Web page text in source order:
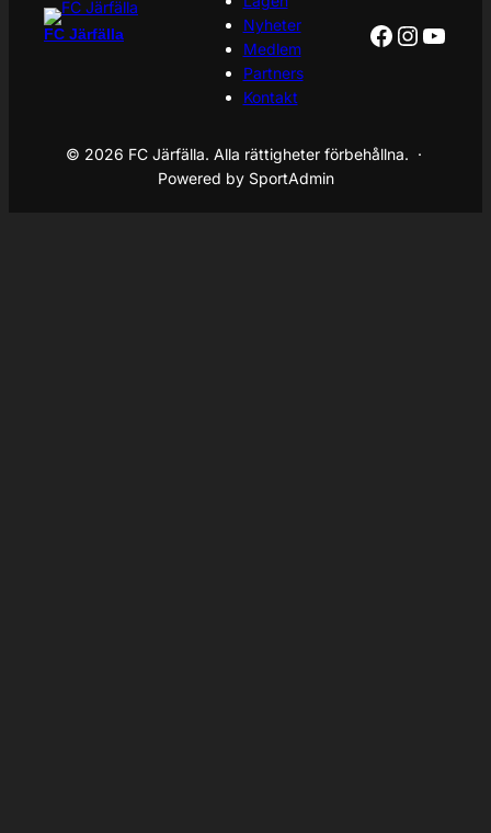
FC Järfälla
Nyheter
Medlem
Partners
Kontakt
Facebook
© 2026 FC Järfälla. Alla rättigheter förbehållna. ·
Powered by SportAdmin